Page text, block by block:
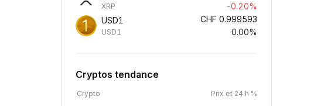
XRP
-0.20%
USD1
USD1
CHF 0.999593
0.00%
Cryptos tendance
Crypto Prix et 24 h %